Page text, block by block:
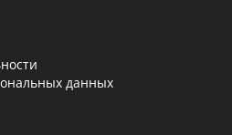
данных